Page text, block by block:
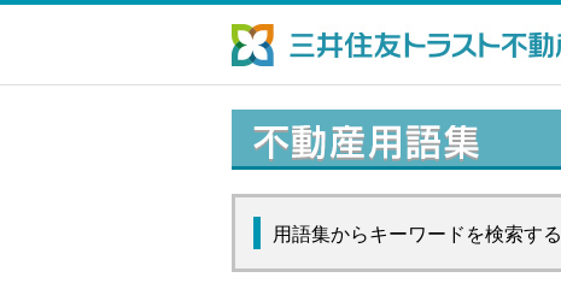
用語集からキーワードを検索する